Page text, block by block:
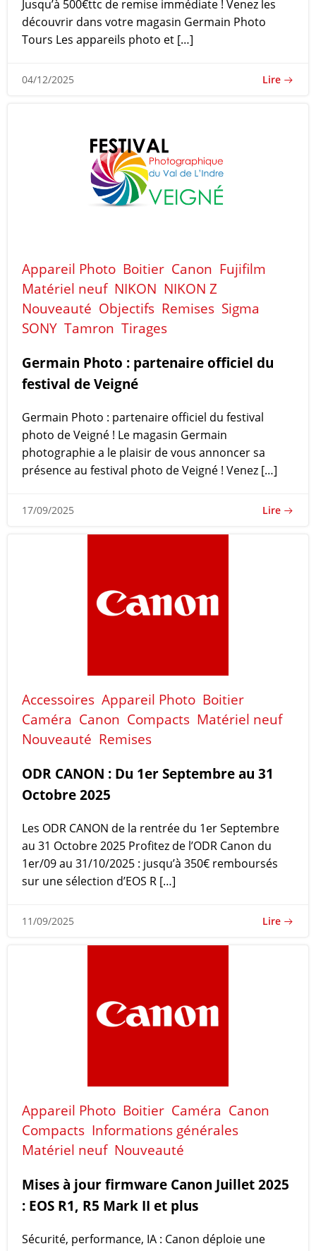
Jusqu’à 500€ttc de remise immédiate ! Venez les
découvrir dans votre magasin Germain Photo
Tours Les appareils photo et […]
04/12/2025 Lire
Appareil Photo Boitier Canon Fujifilm
Matériel neuf NIKON NIKON Z
Nouveauté Objectifs Remises Sigma
SONY Tamron Tirages
Germain Photo : partenaire officiel du
festival de Veigné
Germain Photo : partenaire officiel du festival
photo de Veigné ! Le magasin Germain
photographie a le plaisir de vous annoncer sa
présence au festival photo de Veigné ! Venez […]
17/09/2025 Lire
Accessoires Appareil Photo Boitier
Caméra Canon Compacts Matériel neuf
Nouveauté Remises
ODR CANON : Du 1er Septembre au 31
Octobre 2025
Les ODR CANON de la rentrée du 1er Septembre
au 31 Octobre 2025 Profitez de l’ODR Canon du
1er/09 au 31/10/2025 : jusqu’à 350€ remboursés
sur une sélection d’EOS R […]
11/09/2025 Lire
Appareil Photo Boitier Caméra Canon
Compacts Informations générales
Matériel neuf Nouveauté
Mises à jour firmware Canon Juillet 2025
: EOS R1, R5 Mark II et plus
Sécurité, performance, IA : Canon déploie une